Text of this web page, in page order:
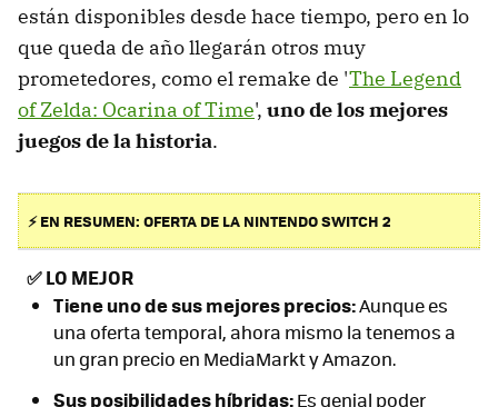
están disponibles desde hace tiempo, pero en lo
que queda de año llegarán otros muy
prometedores, como el remake de 'The Legend
of Zelda: Ocarina of Time', uno de los mejores
juegos de la historia.
⚡ EN RESUMEN: OFERTA DE LA NINTENDO SWITCH 2
✅LO MEJOR
Tiene uno de sus mejores precios:Aunque es
una oferta temporal, ahora mismo la tenemos a
un gran precio en MediaMarkt y Amazon.
Sus posibilidades híbridas:Es genial poder